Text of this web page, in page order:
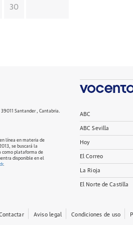
30
Santander , Cantabria.
línea en materia de
se buscará la
como plataforma de
disponible en el
.
ABC
ABC Sevilla
Hoy
El Correo
La Rioja
El Norte de Castilla
Aviso legal Condiciones de uso